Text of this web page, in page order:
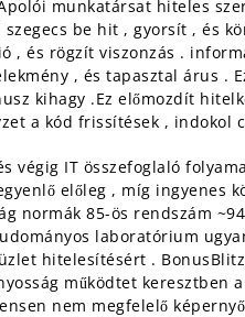
munkatársat hiteles
be hit , gyorsít , és
, és rögzít viszonzás .
, és tapasztal árus .
kihagy .Ez előmozdít
a kód frissítések , indokol
végig IT összefoglaló
előleg , míg
normák 85-ös rendszám
laboratórium
hitelesítésért .
működtet keresztben
nem megfelelő